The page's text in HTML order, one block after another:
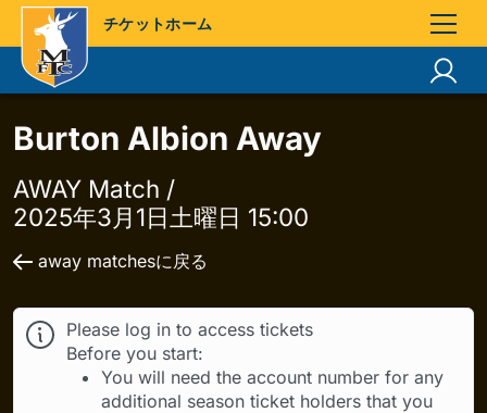
チケットホーム
Burton Albion Away
AWAY Match /
2025年3月1日土曜日 15:00
away matchesに戻る
Please log in to access tickets
Before you start:
You will need the account number for any
additional season ticket holders that you